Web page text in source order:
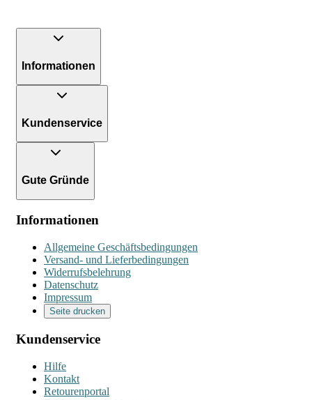
Informationen
Kundenservice
Gute Gründe
Informationen
Allgemeine Geschäftsbedingungen
Versand- und Lieferbedingungen
Widerrufsbelehrung
Datenschutz
Impressum
Seite drucken
Kundenservice
Hilfe
Kontakt
Retourenportal